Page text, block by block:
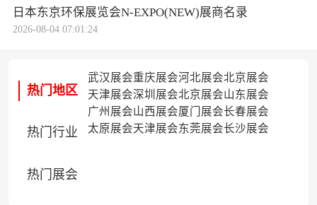
日本东京环保展览会N-EXPO(NEW)展商名录
2026-08-04 07:01:24
热门地区
热门行业
热门展会
武汉展会重庆展会河北展会北京展会
天津展会深圳展会北京展会山东展会
广州展会山西展会厦门展会长春展会
太原展会天津展会东莞展会长沙展会